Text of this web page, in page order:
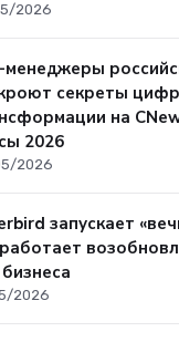
2026
менеджеры
секреты
на
2026
2026
запускает
2026